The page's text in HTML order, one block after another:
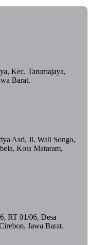
Kec. Tarumajaya,
Barat.
Asri, Jl. Wali Songo,
Kota Mataram,
RT 01/06, Desa
Jawa Barat.